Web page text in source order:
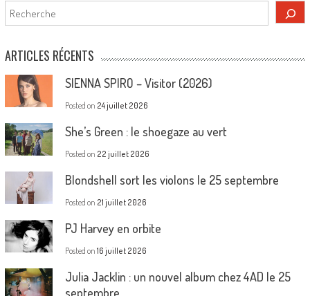
Rechercher
ARTICLES RÉCENTS
SIENNA SPIRO – Visitor (2026)
Posted on 24 juillet 2026
She’s Green : le shoegaze au vert
Posted on 22 juillet 2026
Blondshell sort les violons le 25 septembre
Posted on 21 juillet 2026
PJ Harvey en orbite
Posted on 16 juillet 2026
Julia Jacklin : un nouvel album chez 4AD le 25
septembre